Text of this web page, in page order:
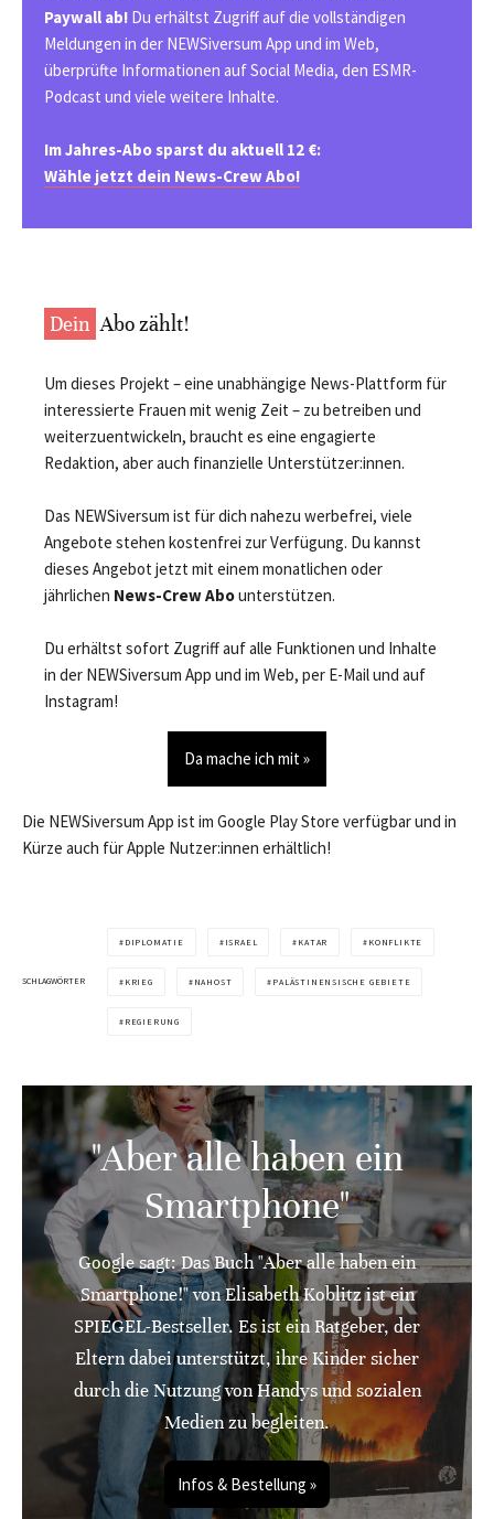
Paywall ab! Du erhältst Zugriff auf die vollständigen
Meldungen in der NEWSiversum App und im Web,
überprüfte Informationen auf Social Media, den ESMR-
Podcast und viele weitere Inhalte.
Im Jahres-Abo sparst du aktuell 12 €:
Wähle jetzt dein News-Crew Abo!
Dein Abo zählt!
Um dieses Projekt – eine unabhängige News-Plattform für
interessierte Frauen mit wenig Zeit – zu betreiben und
weiterzuentwickeln, braucht es eine engagierte
Redaktion, aber auch finanzielle Unterstützer:innen.
Das NEWSiversum ist für dich nahezu werbefrei, viele
Angebote stehen kostenfrei zur Verfügung. Du kannst
dieses Angebot jetzt mit einem monatlichen oder
jährlichen News-Crew Abounterstützen.
Du erhältst sofort Zugriff auf alle Funktionen und Inhalte
in der NEWSiversum App und im Web, per E-Mail und auf
Instagram!
Da mache ich mit »
Die NEWSiversum App ist im Google Play Store verfügbar und in
Kürze auch für Apple Nutzer:innen erhältlich!
SCHLAGWÖRTER
DIPLOMATIE ISRAEL KATAR KONFLIKTE
KRIEG NAHOST PALÄSTINENSISCHE GEBIETE
REGIERUNG
"Aber alle haben ein
Smartphone"
Google sagt: Das Buch "Aber alle haben ein
Smartphone!" von Elisabeth Koblitz ist ein
SPIEGEL-Bestseller. Es ist ein Ratgeber, der
Eltern dabei unterstützt, ihre Kinder sicher
durch die Nutzung von Handys und sozialen
Medien zu begleiten.
Infos & Bestellung »